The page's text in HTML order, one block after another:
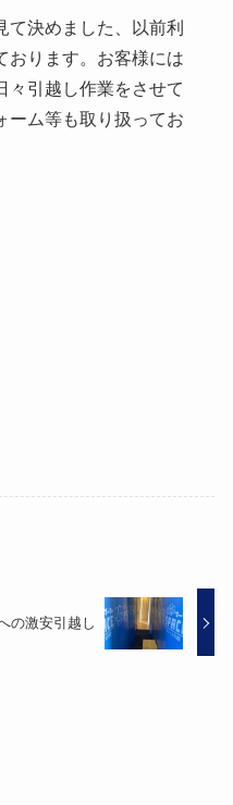
決めました、以前利
おります。お客様には
々引越し作業をさせて
ーム等も取り扱ってお
の激安引越し